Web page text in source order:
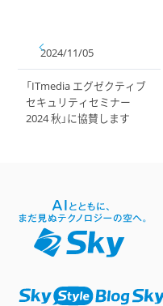
2024/11/05
「ITmedia エグゼクティブ
セキュリティセミナー
2024 秋」に協賛します